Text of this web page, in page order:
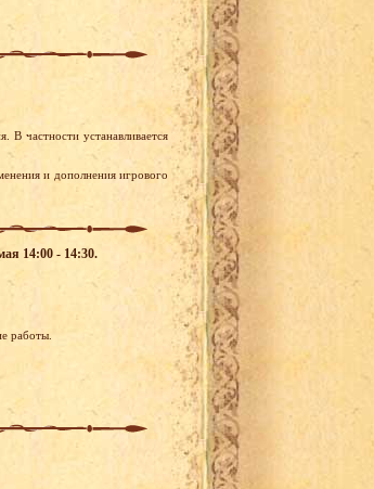
В частности устанавливается
и дополнения игрового
14:00 - 14:30.
работы.